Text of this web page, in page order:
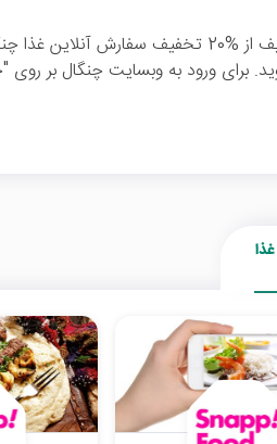
برای ورود به وبسایت چنگال بر روی